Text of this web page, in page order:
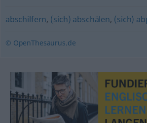
abschilfern, (sich) abschälen, (sich)
© OpenThesaurus.de